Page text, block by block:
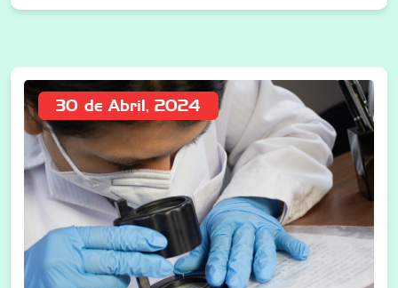
30 de Abril, 2024